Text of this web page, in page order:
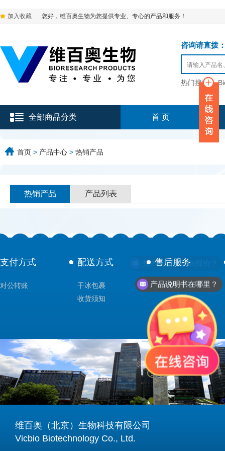
加入收藏 您好，维百奥生物为您提供专业、专心的产品和服务！
咨询请直拨
热门搜索：
全部商品分类 首 页
首页 > 产品中心 > 热销产品
热销产品 产品列表
支付方式
对公转账
配送方式
干冰包裹
收货须知
售后服务
技术支持
维百奥（北京）生物科技有限公司
Vicbio Biotechnology Co., Ltd.
技术问题或获取报价？
产品说明书在哪里？